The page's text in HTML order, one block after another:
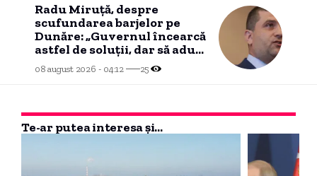
Radu Miruță, despre
scufundarea barjelor pe
Dunăre: „Guvernul încearcă
astfel de soluții, dar să aducă
ploaie nu poate”
08 august 2026 - 04:12 25
Te-ar putea interesa și...